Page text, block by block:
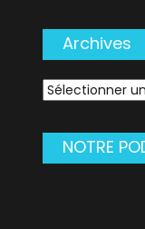
Archives
Archives
NOTRE